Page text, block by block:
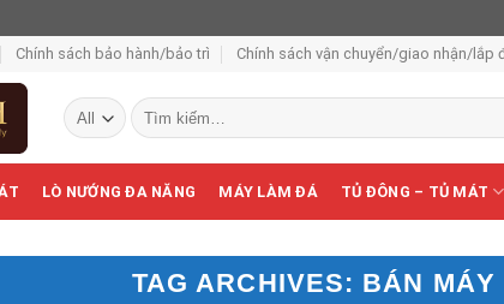
Chính sách bảo hành/bảo trì Chính sách vận chuyển/giao nhận/lắp
Tìm
kiếm:
LÒ NƯỚNG ĐA NĂNG MÁY LÀM ĐÁ TỦ ĐÔNG – TỦ MÁT
TAG ARCHIVES: BÁN